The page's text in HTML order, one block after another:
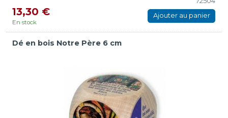
13,30 €
En stock
Ajouter au panier
Dé en bois Notre Père 6 cm